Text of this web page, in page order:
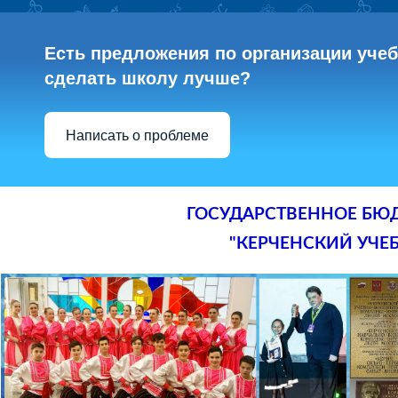
Есть предложения по организации
сделать школу лучше?
Написать о проблеме
ГОСУДАРСТВЕННОЕ
"КЕРЧЕНСКИЙ